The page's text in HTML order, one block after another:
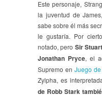
Este personaje,
la juventud de
sabe sobre él más
le gustaría. Por
notado, pero Sir
Jonathan Pryce, el
Supremo en Juego
Zylpha, es
de Robb Stark